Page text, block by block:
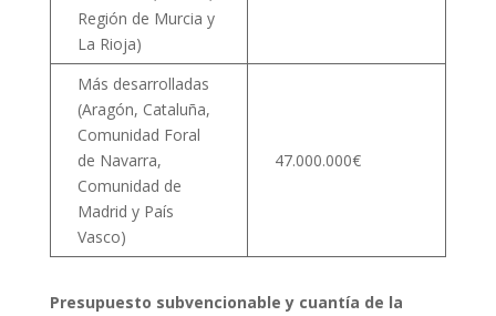
Región de Murcia y
La Rioja)
Más desarrolladas
(Aragón, Cataluña,
Comunidad Foral
de Navarra,
Comunidad de
Madrid y País
Vasco)
47.000.000€
Presupuesto subvencionable y cuantía de la